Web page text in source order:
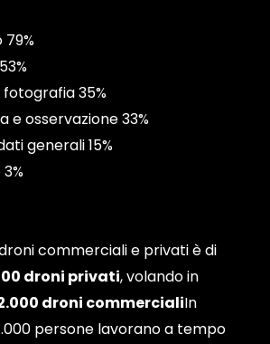
79%
fotografia 35%
e osservazione 33%
generali 15%
commerciali e privati ​​è di
droni privati, volando in
droni commercialiIn
persone lavorano a tempo